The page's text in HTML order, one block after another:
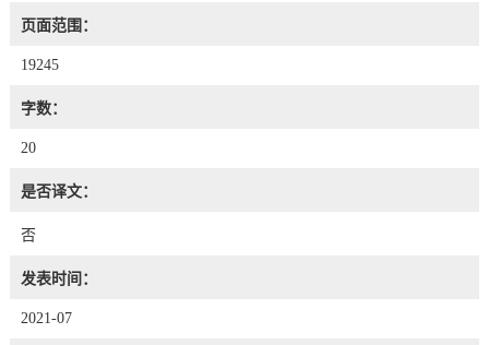
页面范围：
19245
字数：
20
是否译文：
否
发表时间：
2021-07